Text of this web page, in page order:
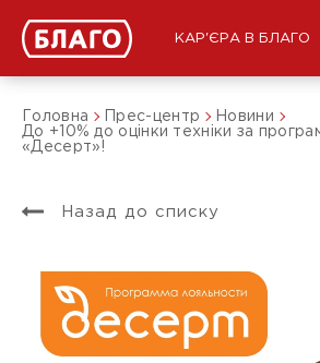
КАР'ЄРА В БЛАГО
Головна Прес-центр
Новини
До +10% до оцінки техніки за
«Десерт»!
Назад до списку